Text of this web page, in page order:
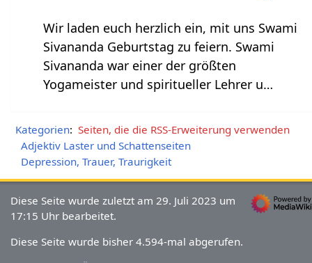
Wir laden euch herzlich ein, mit uns Swami
Sivananda Geburtstag zu feiern. Swami
Sivananda war einer der größten
Yogameister und spiritueller Lehrer u…
Kategorien: Seiten, die die RSS-Erweiterung verwenden
Adjektiv Laster und Schattenseiten
Depression, Trauer, Traurigkeit
Diese Seite wurde zuletzt am 29. Juli 2023 um
17:15 Uhr bearbeitet.
Diese Seite wurde bisher 4.594-mal abgerufen.